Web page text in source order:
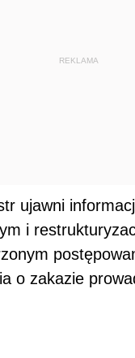
REKLAMA
ujawni
i
o zakazie